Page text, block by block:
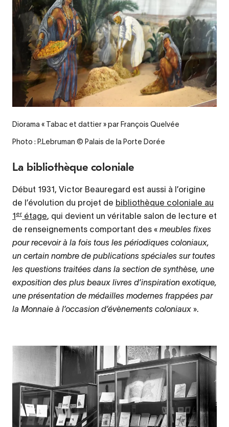
Diorama « Tabac et dattier » par François Quelvée
Photo : P.Lebruman © Palais de la Porte Dorée
La bibliothèque coloniale
Début 1931, Victor Beauregard est aussi à l’origine
de l’évolution du projet de bibliothèque coloniale au
1er étage, qui devient un véritable salon de lecture et
de renseignements comportant des « meubles fixes
pour recevoir à la fois tous les périodiques coloniaux,
un certain nombre de publications spéciales sur toutes
les questions traitées dans la section de synthèse, une
exposition des plus beaux livres d’inspiration exotique,
une présentation de médailles modernes frappées par
la Monnaie à l’occasion d’évènements coloniaux ».